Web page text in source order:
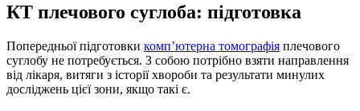
КТ плечового суглоба: підготовка
Попередньої підготовки комп’ютерна томографія плечового
суглобу не потребується. З собою потрібно взяти направлення
від лікаря, витяги з історії хвороби та результати минулих
досліджень цієї зони, якщо такі є.